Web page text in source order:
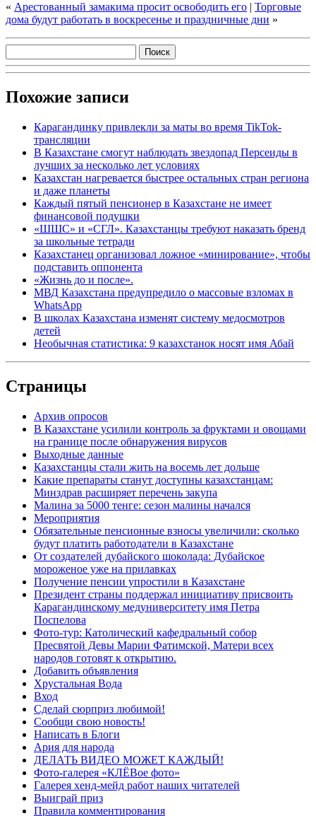
« Арестованный замакима просит освободить его | Торговые
дома будут работать в воскресенье и праздничные дни »
Похожие записи
Карагандинку привлекли за маты во время TikTok-
трансляции
В Казахстане смогут наблюдать звездопад Персеиды в
лучших за несколько лет условиях
Казахстан нагревается быстрее остальных стран региона
и даже планеты
Каждый пятый пенсионер в Казахстане не имеет
финансовой подушки
«ШШС» и «СГЛ». Казахстанцы требуют наказать бренд
за школьные тетради
Казахстанец организовал ложное «минирование», чтобы
подставить оппонента
«Жизнь до и после».
МВД Казахстана предупредило о массовые взломах в
WhatsApp
В школах Казахстана изменят систему медосмотров
детей
Необычная статистика: 9 казахстанок носят имя Абай
Страницы
Архив опросов
В Казахстане усилили контроль за фруктами и овощами
на границе после обнаружения вирусов
Выходные данные
Казахстанцы стали жить на восемь лет дольше
Какие препараты станут доступны казахстанцам:
Минздрав расширяет перечень закупа
Малина за 5000 тенге: сезон малины начался
Мероприятия
Обязательные пенсионные взносы увеличили: сколько
будут платить работодатели в Казахстане
От создателей дубайского шоколада: Дубайское
мороженое уже на прилавках
Получение пенсии упростили в Казахстане
Президент страны поддержал инициативу присвоить
Карагандинскому медуниверситету имя Петра
Поспелова
Фото-тур: Католический кафедральный собор
Пресвятой Девы Марии Фатимской, Матери всех
народов готовят к открытию.
Добавить объявления
Хрустальная Вода
Вход
Сделай сюрприз любимой!
Сообщи свою новость!
Написать в Блоги
Ария для народа
ДЕЛАТЬ ВИДЕО МОЖЕТ КАЖДЫЙ!
Фото-галерея «КЛЁВое фото»
Галерея хенд-мейд работ наших читателей
Выиграй приз
Правила комментирования